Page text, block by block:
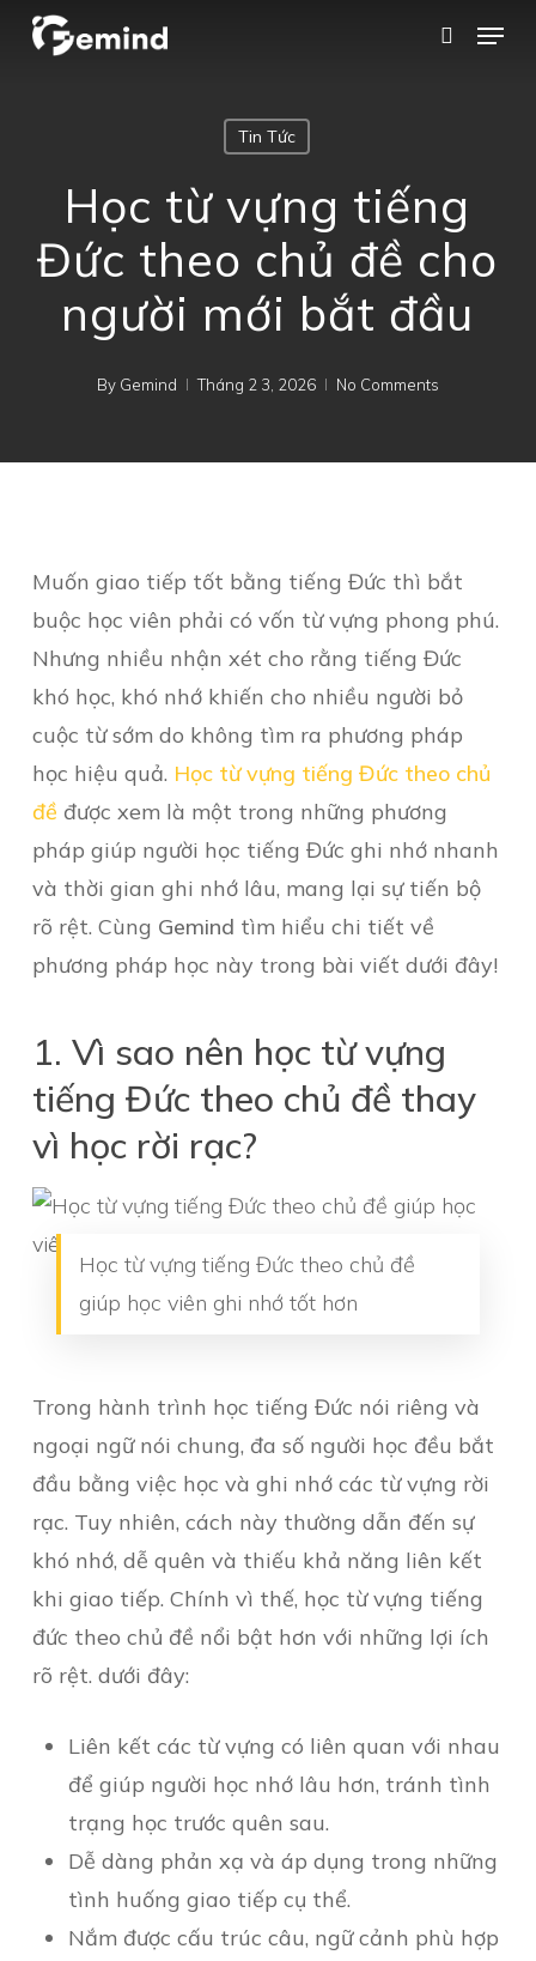
Skip
search
Menu
Tin Tức
Học từ vựng tiếng
Đức theo chủ đề cho
người mới bắt đầu
By Gemind Tháng 2 3, 2026 No Comments
Muốn giao tiếp tốt bằng tiếng Đức thì bắt
buộc học viên phải có vốn từ vựng phong phú.
Nhưng nhiều nhận xét cho rằng tiếng Đức
khó học, khó nhớ khiến cho nhiều người bỏ
cuộc từ sớm do không tìm ra phương pháp
học hiệu quả. Học từ vựng tiếng Đức theo chủ
đề được xem là một trong những phương
pháp giúp người học tiếng Đức ghi nhớ nhanh
và thời gian ghi nhớ lâu, mang lại sự tiến bộ
rõ rệt. Cùng Gemind tìm hiểu chi tiết về
phương pháp học này trong bài viết dưới đây!
1. Vì sao nên học từ vựng
tiếng Đức theo chủ đề thay
vì học rời rạc?
Học từ vựng tiếng Đức theo chủ đề
giúp học viên ghi nhớ tốt hơn
Trong hành trình học tiếng Đức nói riêng và
ngoại ngữ nói chung, đa số người học đều bắt
đầu bằng việc học và ghi nhớ các từ vựng rời
rạc. Tuy nhiên, cách này thường dẫn đến sự
khó nhớ, dễ quên và thiếu khả năng liên kết
khi giao tiếp. Chính vì thế, học từ vựng tiếng
đức theo chủ đề nổi bật hơn với những lợi ích
rõ rệt. dưới đây:
Liên kết các từ vựng có liên quan với nhau
để giúp người học nhớ lâu hơn, tránh tình
trạng học trước quên sau.
Dễ dàng phản xạ và áp dụng trong những
tình huống giao tiếp cụ thể.
Nắm được cấu trúc câu, ngữ cảnh phù hợp